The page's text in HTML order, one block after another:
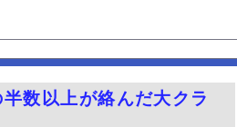
ならヤバくねーか？
らず走るし流問題解決じゃね...
数以上が絡んだ大クラ